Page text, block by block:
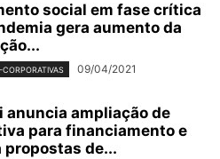
social em fase crítica
gera aumento da
09/04/2021
anuncia ampliação de
para financiamento e
propostas de...